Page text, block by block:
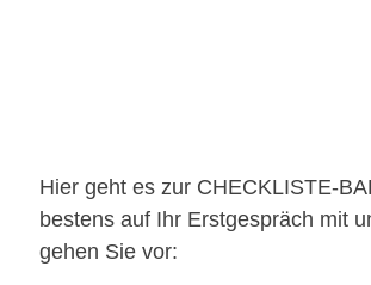
Hier geht es zur CHECKLISTE-
bestens auf Ihr Erstgespräch mit
gehen Sie vor: